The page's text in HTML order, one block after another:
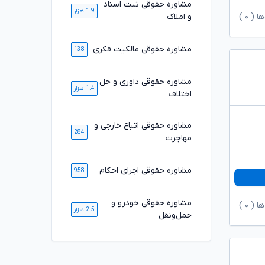
( ۰
( ۰
مشاوره حقوقی ثبت اسناد
و املاک
1.9 هزار
مشاوره حقوقی مالکیت فکری 138
مشاوره حقوقی داوری و حل
اختلاف
1.4 هزار
مشاوره حقوقی اتباع خارجی و
مهاجرت
284
مشاوره حقوقی اجرای احکام 958
مشاوره حقوقی خودرو و
حمل‌ونقل
2.5 هزار